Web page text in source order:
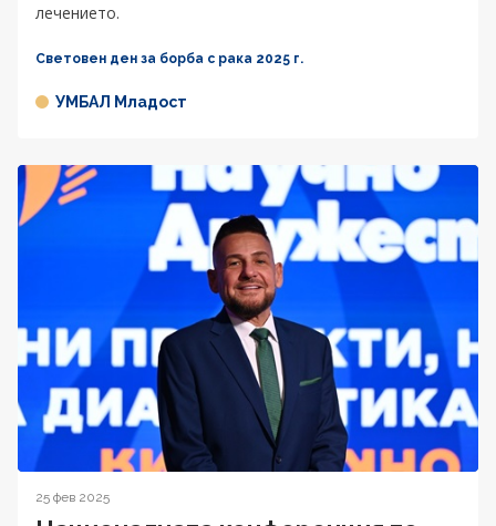
лечението.
Световен ден за борба с рака 2025 г.
УМБАЛ Младост
25 фев 2025